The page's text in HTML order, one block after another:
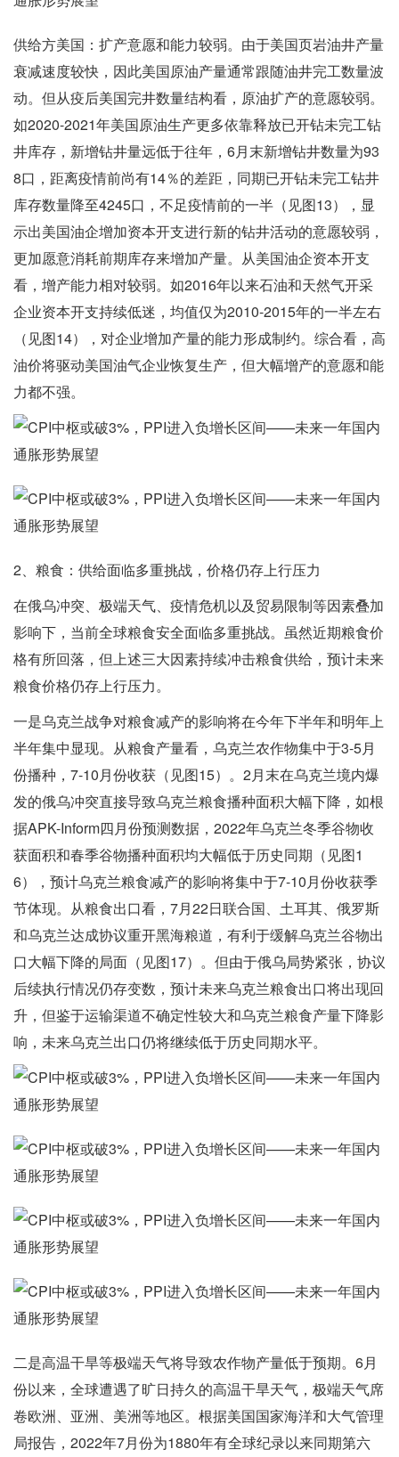
供给方美国：扩产意愿和能力较弱。由于美国页岩油井产量
衰减速度较快，因此美国原油产量通常跟随油井完工数量波
动。但从疫后美国完井数量结构看，原油扩产的意愿较弱。
如2020-2021年美国原油生产更多依靠释放已开钻未完工钻
井库存，新增钻井量远低于往年，6月末新增钻井数量为93
8口，距离疫情前尚有14％的差距，同期已开钻未完工钻井
库存数量降至4245口，不足疫情前的一半（见图13），显
示出美国油企增加资本开支进行新的钻井活动的意愿较弱，
更加愿意消耗前期库存来增加产量。从美国油企资本开支
看，增产能力相对较弱。如2016年以来石油和天然气开采
企业资本开支持续低迷，均值仅为2010-2015年的一半左右
（见图14），对企业增加产量的能力形成制约。综合看，高
油价将驱动美国油气企业恢复生产，但大幅增产的意愿和能
力都不强。
2、粮食：供给面临多重挑战，价格仍存上行压力
在俄乌冲突、极端天气、疫情危机以及贸易限制等因素叠加
影响下，当前全球粮食安全面临多重挑战。虽然近期粮食价
格有所回落，但上述三大因素持续冲击粮食供给，预计未来
粮食价格仍存上行压力。
一是乌克兰战争对粮食减产的影响将在今年下半年和明年上
半年集中显现。从粮食产量看，乌克兰农作物集中于3-5月
份播种，7-10月份收获（见图15）。2月末在乌克兰境内爆
发的俄乌冲突直接导致乌克兰粮食播种面积大幅下降，如根
据APK-Inform四月份预测数据，2022年乌克兰冬季谷物收
获面积和春季谷物播种面积均大幅低于历史同期（见图1
6），预计乌克兰粮食减产的影响将集中于7-10月份收获季
节体现。从粮食出口看，7月22日联合国、土耳其、俄罗斯
和乌克兰达成协议重开黑海粮道，有利于缓解乌克兰谷物出
口大幅下降的局面（见图17）。但由于俄乌局势紧张，协议
后续执行情况仍存变数，预计未来乌克兰粮食出口将出现回
升，但鉴于运输渠道不确定性较大和乌克兰粮食产量下降影
响，未来乌克兰出口仍将继续低于历史同期水平。
二是高温干旱等极端天气将导致农作物产量低于预期。6月
份以来，全球遭遇了旷日持久的高温干旱天气，极端天气席
卷欧洲、亚洲、美洲等地区。根据美国国家海洋和大气管理
局报告，2022年7月份为1880年有全球纪录以来同期第六